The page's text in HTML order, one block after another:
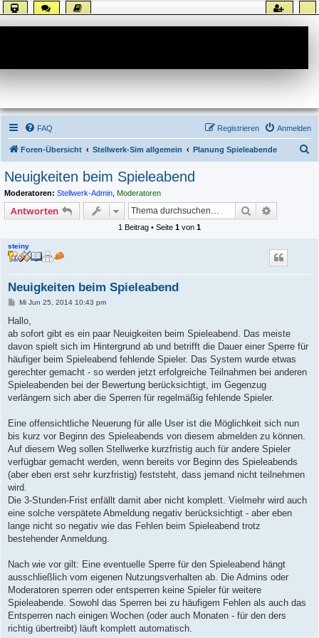
FAQ Anmelden
Registrieren
Foren-Übersicht Stellwerk-Sim allgemein Planung Spieleabende
Neuigkeiten beim Spieleabend
Moderatoren: Stellwerk-Admin Moderatoren
Antworten Suche
1 Beitrag • Seite 1 von 1
steiny
Neuigkeiten beim Spieleabend
B
i
r
a
Mi Jun 25, 2014 10:43 pm
Hallo,
ab sofort gibt es ein paar Neuigkeiten beim Spieleabend. Das meiste
davon spielt sich im Hintergrund ab und betrifft die Dauer einer Sperre für
häufiger beim Spieleabend fehlende Spieler. Das System wurde etwas
gerechter gemacht - so werden jetzt erfolgreiche Teilnahmen bei anderen
Spieleabenden bei der Bewertung berücksichtigt, im Gegenzug
verlängern sich aber die Sperren für regelmäßig fehlende Spieler.
Eine offensichtliche Neuerung für alle User ist die Möglichkeit sich nun
bis kurz vor Beginn des Spieleabends von diesem abmelden zu können.
Auf diesem Weg sollen Stellwerke kurzfristig auch für andere Spieler
verfügbar gemacht werden, wenn bereits vor Beginn des Spieleabends
(aber eben erst sehr kurzfristig) feststeht, dass jemand nicht teilnehmen
wird.
Die 3-Stunden-Frist enfällt damit aber nicht komplett. Vielmehr wird auch
eine solche verspätete Abmeldung negativ berücksichtigt - aber eben
lange nicht so negativ wie das Fehlen beim Spieleabend trotz
bestehender Anmeldung.
Nach wie vor gilt: Eine eventuelle Sperre für den Spieleabend hängt
ausschließlich vom eigenen Nutzungsverhalten ab. Die Admins oder
Moderatoren sperren oder entsperren keine Spieler für weitere
Spieleabende. Sowohl das Sperren bei zu häufigem Fehlen als auch das
Entsperren nach einigen Wochen (oder auch Monaten - für den ders
richtig übertreibt) läuft komplett automatisch.